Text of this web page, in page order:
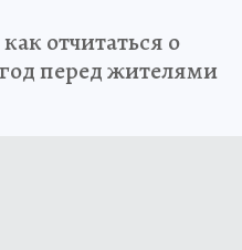
отчитаться о
перед жителями